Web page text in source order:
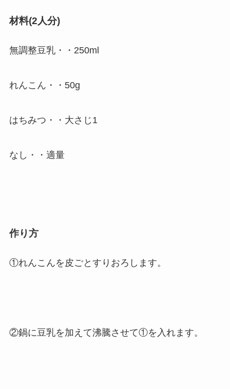
材料(2人分)
無調整豆乳・・250ml
れんこん・・50g
はちみつ・・大さじ1
なし・・適量
作り方
①れんこんを皮ごとすりおろします。
②鍋に豆乳を加えて沸騰させて①を入れます。